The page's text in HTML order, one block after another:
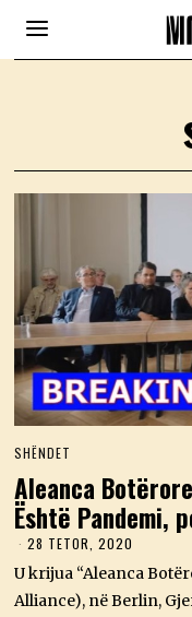
SHËNDET
Aleanca
Është Pandemi,
28 TETOR, 2020
M
A
U krijua “Aleanca
Alliance), në Berlin,